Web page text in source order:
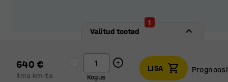
Valitud tooted
1
640 €
Ilma km-ta Kogus
LISA